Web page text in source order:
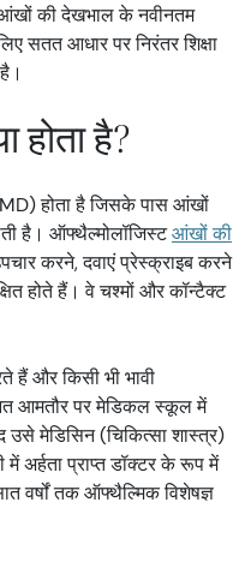
की देखभाल के नवीनतम
सतत आधार पर निरंतर शिक्षा
होता है?
होता है जिसके पास आंखों
है। ऑफ्थैल्मोलॉजिस्टआंखों की
करने, दवाएं प्रेस्क्राइब करने
होते हैं। वे चश्मों और कॉन्टैक्ट
हैं और किसी भी भावी
आमतौर पर मेडिकल स्कूल में
उसे मेडिसिन (चिकित्सा शास्त्र)
अर्हता प्राप्त डॉक्टर के रूप में
वर्षों तक ऑफ्थैल्मिक विशेषज्ञ